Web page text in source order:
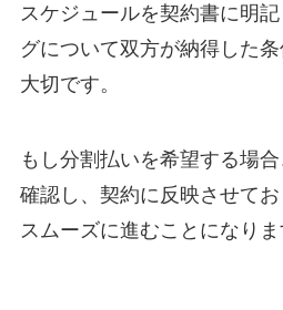
スケジュールを契約書に明
グについて双方が納得した
大切です。
もし分割払いを希望する場
確認し、契約に反映させて
スムーズに進むことになりま